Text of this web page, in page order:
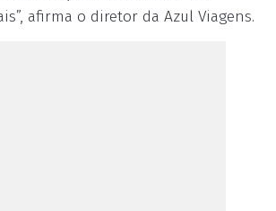
afirma o diretor da Azul Viagens.